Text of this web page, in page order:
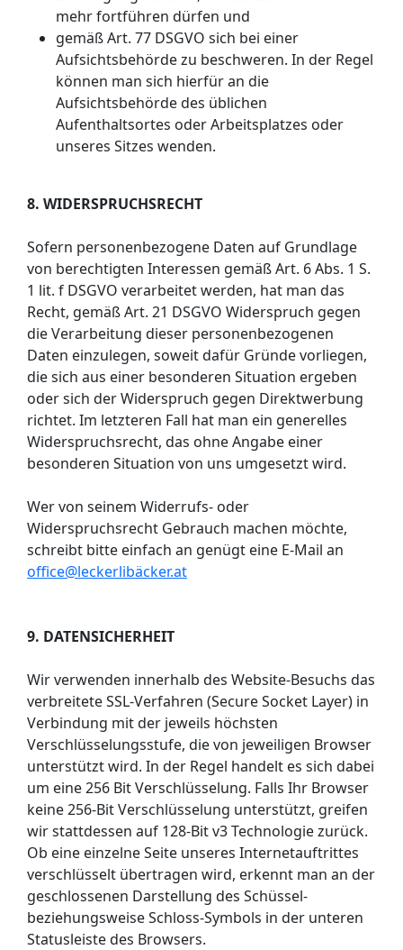
mehr fortführen dürfen und
gemäß Art. 77 DSGVO sich bei einer
Aufsichtsbehörde zu beschweren. In der Regel
können man sich hierfür an die
Aufsichtsbehörde des üblichen
Aufenthaltsortes oder Arbeitsplatzes oder
unseres Sitzes wenden.
8. WIDERSPRUCHSRECHT
Sofern personenbezogene Daten auf Grundlage
von berechtigten Interessen gemäß Art. 6 Abs. 1 S.
1 lit. f DSGVO verarbeitet werden, hat man das
Recht, gemäß Art. 21 DSGVO Widerspruch gegen
die Verarbeitung dieser personenbezogenen
Daten einzulegen, soweit dafür Gründe vorliegen,
die sich aus einer besonderen Situation ergeben
oder sich der Widerspruch gegen Direktwerbung
richtet. Im letzteren Fall hat man ein generelles
Widerspruchsrecht, das ohne Angabe einer
besonderen Situation von uns umgesetzt wird.
Wer von seinem Widerrufs- oder
Widerspruchsrecht Gebrauch machen möchte,
schreibt bitte einfach an genügt eine E-Mail an
office@leckerlibäcker.at
9. DATENSICHERHEIT
Wir verwenden innerhalb des Website-Besuchs das
verbreitete SSL-Verfahren (Secure Socket Layer) in
Verbindung mit der jeweils höchsten
Verschlüsselungsstufe, die von jeweiligen Browser
unterstützt wird. In der Regel handelt es sich dabei
um eine 256 Bit Verschlüsselung. Falls Ihr Browser
keine 256-Bit Verschlüsselung unterstützt, greifen
wir stattdessen auf 128-Bit v3 Technologie zurück.
Ob eine einzelne Seite unseres Internetauftrittes
verschlüsselt übertragen wird, erkennt man an der
geschlossenen Darstellung des Schüssel-
beziehungsweise Schloss-Symbols in der unteren
Statusleiste des Browsers.